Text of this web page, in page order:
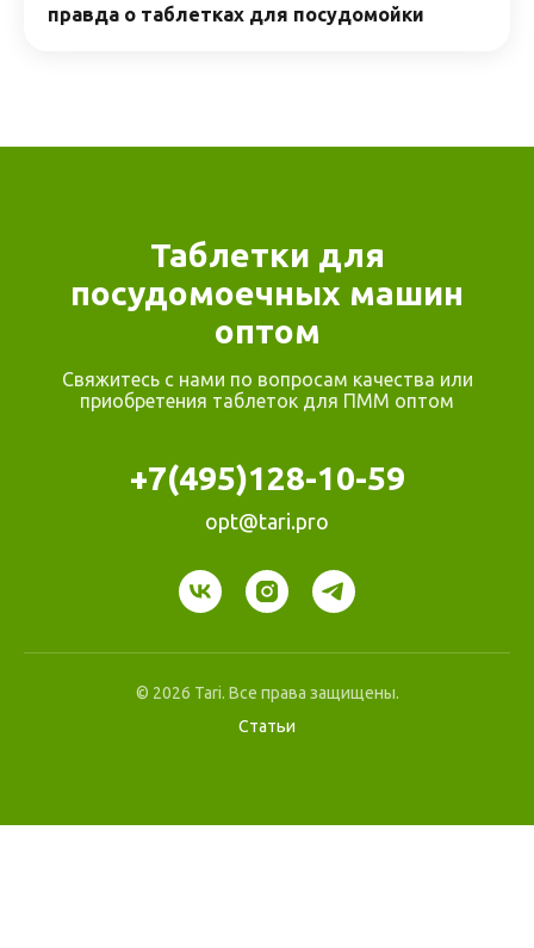
правда о таблетках для посудомойки
Таблетки для
посудомоечных машин
оптом
Свяжитесь с нами по вопросам качества или
приобретения таблеток для ПММ оптом
+7(495)128-10-59
opt@tari.pro
© 2026 Tari. Все права защищены.
Статьи